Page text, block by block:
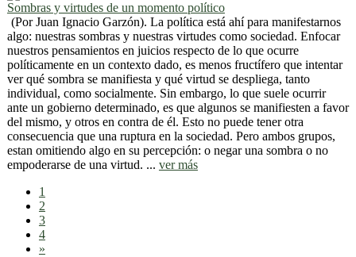
Sombras y virtudes de un momento político
(Por Juan Ignacio Garzón). La política está ahí para manifestarnos
algo: nuestras sombras y nuestras virtudes como sociedad. Enfocar
nuestros pensamientos en juicios respecto de lo que ocurre
políticamente en un contexto dado, es menos fructífero que intentar
ver qué sombra se manifiesta y qué virtud se despliega, tanto
individual, como socialmente. Sin embargo, lo que suele ocurrir
ante un gobierno determinado, es que algunos se manifiesten a favor
del mismo, y otros en contra de él. Esto no puede tener otra
consecuencia que una ruptura en la sociedad. Pero ambos grupos,
estan omitiendo algo en su percepción: o negar una sombra o no
empoderarse de una virtud. ... ver más
1
2
3
4
»